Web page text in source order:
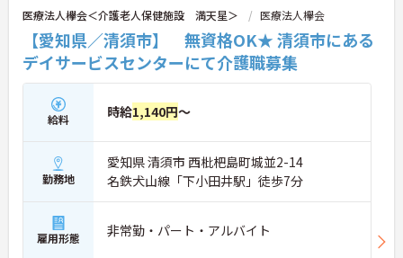
医療法人欅会＜介護老人保健施設 満天星＞ 医療法人欅会
【愛知県／清須市】 無資格OK★ 清須市にある
デイサービスセンターにて介護職募集
給料 時給1,140円～
勤務地
愛知県 清須市 西枇杷島町城並2-14
名鉄犬山線「下小田井駅」徒歩7分
雇用形態 非常勤・パート・アルバイト